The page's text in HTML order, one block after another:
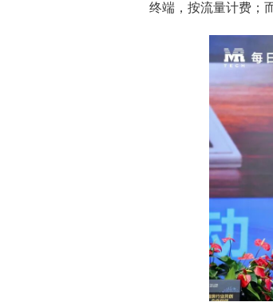
终端，按流量计费；